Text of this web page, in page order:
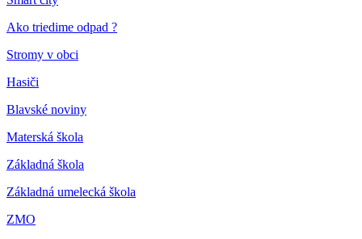
Ako triedime odpad ?
Stromy v obci
Hasiči
Blavské noviny
Materská škola
Základná škola
Základná umelecká škola
ZMO